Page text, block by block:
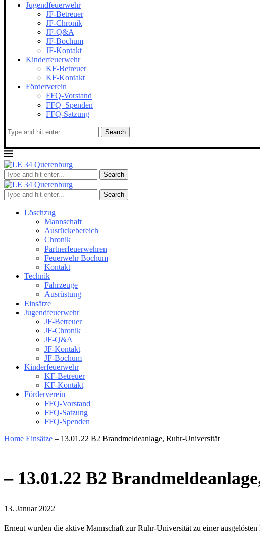
Jugendfeuerwehr
JF-Betreuer
JF-Chronik
JF-Q&A
JF-Bochum
JF-Kontakt
Kinderfeuerwehr
KF-Betreuer
KF-Kontakt
Förderverein
FFQ-Vorstand
FFQ–Spenden
FFQ-Satzung
Search
Search
Search
Löschzug
Mannschaft
Ausrückebereich
Chronik
Partnerfeuerwehren
Feuerwehr Bochum
Kontakt
Technik
Fahrzeuge
Ausrüstung
Einsätze
Jugendfeuerwehr
JF-Betreuer
JF-Chronik
JF-Q&A
JF-Kontakt
JF-Bochum
Kinderfeuerwehr
KF-Betreuer
KF-Kontakt
Förderverein
FFQ-Vorstand
FFQ-Satzung
FFQ-Spenden
Home Einsätze – 13.01.22 B2 Brandmeldeanlage, Ruhr-Universität
– 13.01.22 B2
13. Januar 2022
Erneut wurden die aktive Mannschaft zur Ruhr-Universität zu einer ausgelösten